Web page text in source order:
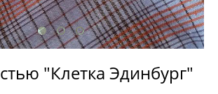
"Клетка Эдинбург"